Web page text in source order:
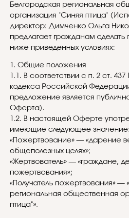
Белгородская региональная
организация "Синяя птица"
директор: Димченко Ольга
предлагает гражданам
ниже приведенных условиях:
1. Общие положения
1.1. В соответствии с п. 2 ст.
кодекса Российской
предложение является
Оферта).
1.2. В настоящей Оферте
имеющие следующее значение:
«Пожертвование» — «дарение
общеполезных целях»;
«Жертвователь» — «граждане,
пожертвования»;
«Получатель пожертвования» —
региональная общественная
птица"».